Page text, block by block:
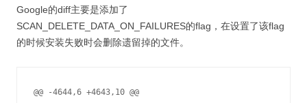
Google的diff主要是添加了
SCAN_DELETE_DATA_ON_FAILURES的flag，在设置了该flag
的时候安装失败时会删除遗留掉的文件。
@@ -4644,6 +4643,10 @@